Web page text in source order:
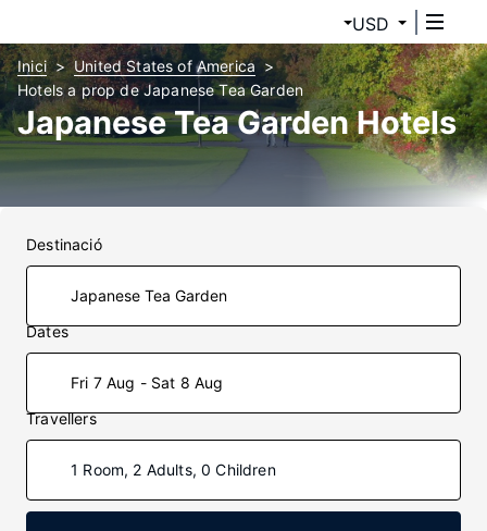
USD
Inici
United States of America
Hotels a prop de Japanese Tea Garden
Japanese Tea Garden Hotels
Destinació
Dates
Fri 7 Aug - Sat 8 Aug
Travellers
1 Room, 2 Adults, 0 Children